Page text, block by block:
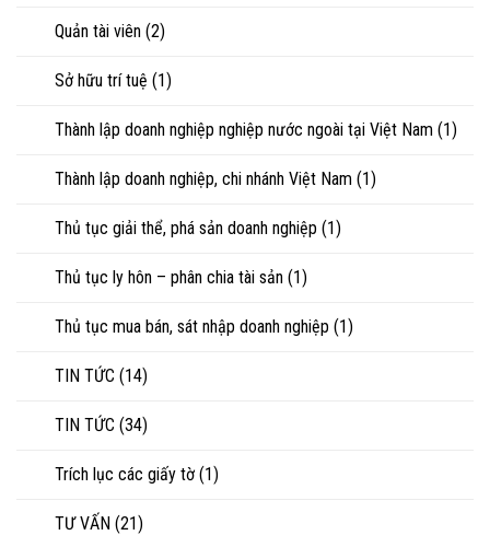
Quản tài viên (2)
Sở hữu trí tuệ (1)
Thành lập doanh nghiệp nghiệp nước ngoài tại Việt Nam (1)
Thành lập doanh nghiệp, chi nhánh Việt Nam (1)
Thủ tục giải thể, phá sản doanh nghiệp (1)
Thủ tục ly hôn – phân chia tài sản (1)
Thủ tục mua bán, sát nhập doanh nghiệp (1)
TIN TỨC (14)
TIN TỨC (34)
Trích lục các giấy tờ (1)
TƯ VẤN (21)